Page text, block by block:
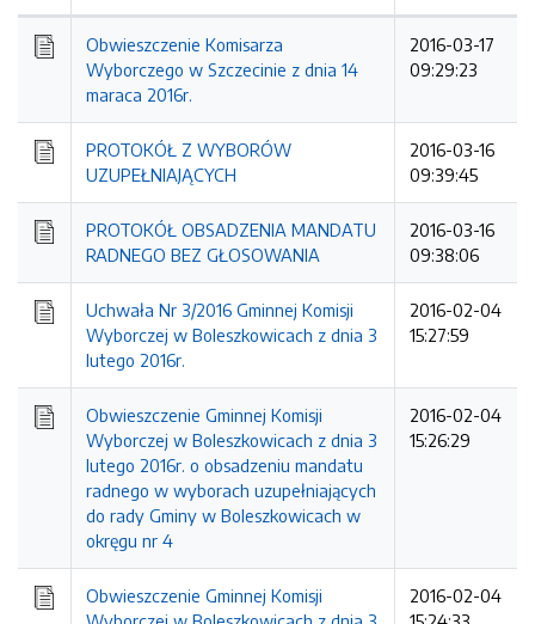
Kolejność
Obwieszczenie Komisarza
Wyborczego w Szczecinie z dnia 14
maraca 2016r.
2016-03-17
09:29:23
PROTOKÓŁ Z WYBORÓW
UZUPEŁNIAJĄCYCH
2016-03-16
09:39:45
PROTOKÓŁ OBSADZENIA MANDATU
RADNEGO BEZ GŁOSOWANIA
2016-03-16
09:38:06
Uchwała Nr 3/2016 Gminnej Komisji
Wyborczej w Boleszkowicach z dnia 3
lutego 2016r.
2016-02-04
15:27:59
Obwieszczenie Gminnej Komisji
Wyborczej w Boleszkowicach z dnia 3
lutego 2016r. o obsadzeniu mandatu
radnego w wyborach uzupełniających
do rady Gminy w Boleszkowicach w
okręgu nr 4
2016-02-04
15:26:29
Obwieszczenie Gminnej Komisji
2016-02-04